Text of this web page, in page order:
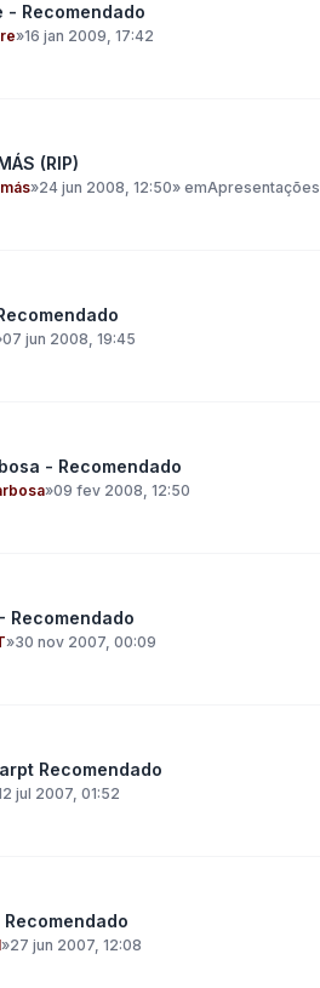
- Recomendado
»16 jan 2009, 17:42
(RIP)
»24 jun 2008, 12:50» emApresentações
07 jun 2008, 19:45
- Recomendado
»09 fev 2008, 12:50
Recomendado
»30 nov 2007, 00:09
Recomendado
jul 2007, 01:52
»27 jun 2007, 12:08